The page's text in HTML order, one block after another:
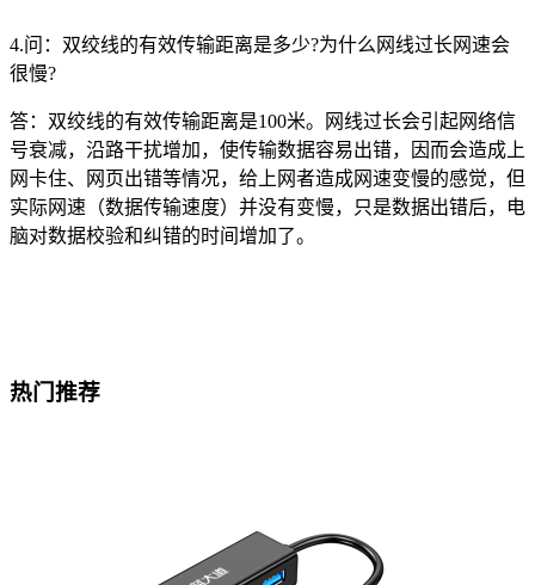
4.问：双绞线的有效传输距离是多少?为什么网线过长网速会
很慢?
答：双绞线的有效传输距离是100米。网线过长会引起网络信
号衰减，沿路干扰增加，使传输数据容易出错，因而会造成上
网卡住、网页出错等情况，给上网者造成网速变慢的感觉，但
实际网速（数据传输速度）并没有变慢，只是数据出错后，电
脑对数据校验和纠错的时间增加了。
热门推荐